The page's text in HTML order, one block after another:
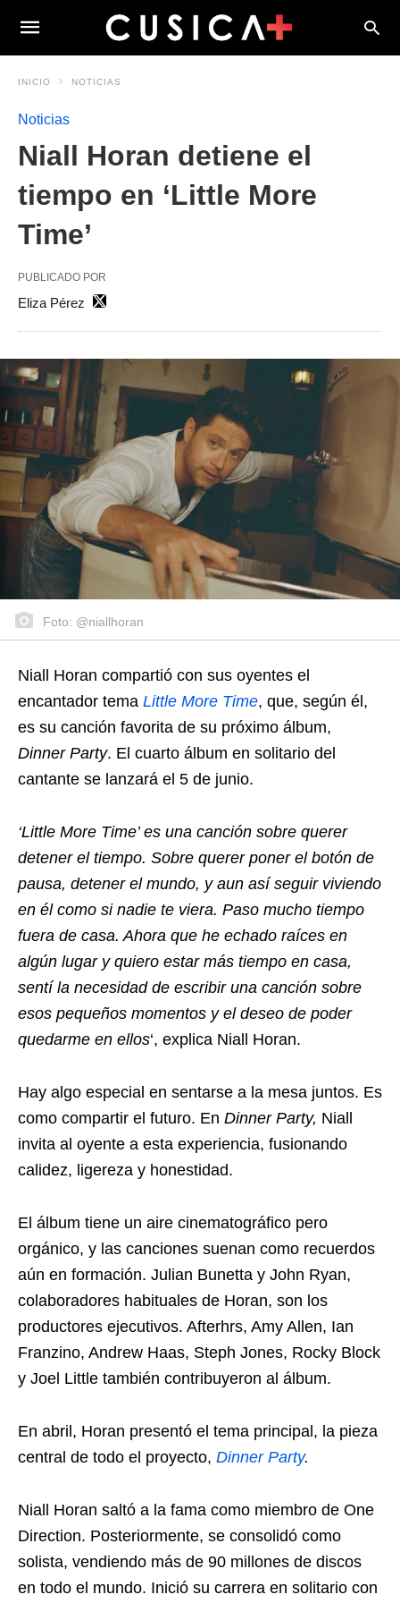
INICIO NOTICIAS
Noticias
Niall Horan detiene el
tiempo en ‘Little More
Time’
PUBLICADO POR
Eliza Pérez
Foto: @niallhoran
Niall Horan compartió con sus oyentes el
encantador tema Little More Time, que, según él,
es su canción favorita de su próximo álbum,
Dinner Party. El cuarto álbum en solitario del
cantante se lanzará el 5 de junio.
‘Little More Time’ es una canción sobre querer
detener el tiempo. Sobre querer poner el botón de
pausa, detener el mundo, y aun así seguir viviendo
en él como si nadie te viera. Paso mucho tiempo
fuera de casa. Ahora que he echado raíces en
algún lugar y quiero estar más tiempo en casa,
sentí la necesidad de escribir una canción sobre
esos pequeños momentos y el deseo de poder
quedarme en ellos‘, explica Niall Horan.
Hay algo especial en sentarse a la mesa juntos. Es
como compartir el futuro. En Dinner Party, Niall
invita al oyente a esta experiencia, fusionando
calidez, ligereza y honestidad.
El álbum tiene un aire cinematográfico pero
orgánico, y las canciones suenan como recuerdos
aún en formación. Julian Bunetta y John Ryan,
colaboradores habituales de Horan, son los
productores ejecutivos. Afterhrs, Amy Allen, Ian
Franzino, Andrew Haas, Steph Jones, Rocky Block
y Joel Little también contribuyeron al álbum.
En abril, Horan presentó el tema principal, la pieza
central de todo el proyecto, Dinner Party.
Niall Horan saltó a la fama como miembro de One
Direction. Posteriormente, se consolidó como
solista, vendiendo más de 90 millones de discos
en todo el mundo. Inició su carrera en solitario con